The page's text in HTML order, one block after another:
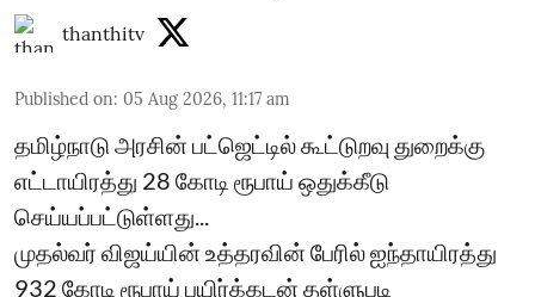
thanthitv
Published on: 05 Aug 2026, 11:17 am
தமிழ்நாடு அரசின் பட்ஜெட்டில் கூட்டுறவு துறைக்கு
எட்டாயிரத்து 28 கோடி ரூபாய் ஒதுக்கீடு
செய்யப்பட்டுள்ளது...
முதல்வர் விஜய்யின் உத்தரவின் பேரில் ஐந்தாயிரத்து
932 கோடி ரூபாய் பயிர்க்கடன் தள்ளுபடி